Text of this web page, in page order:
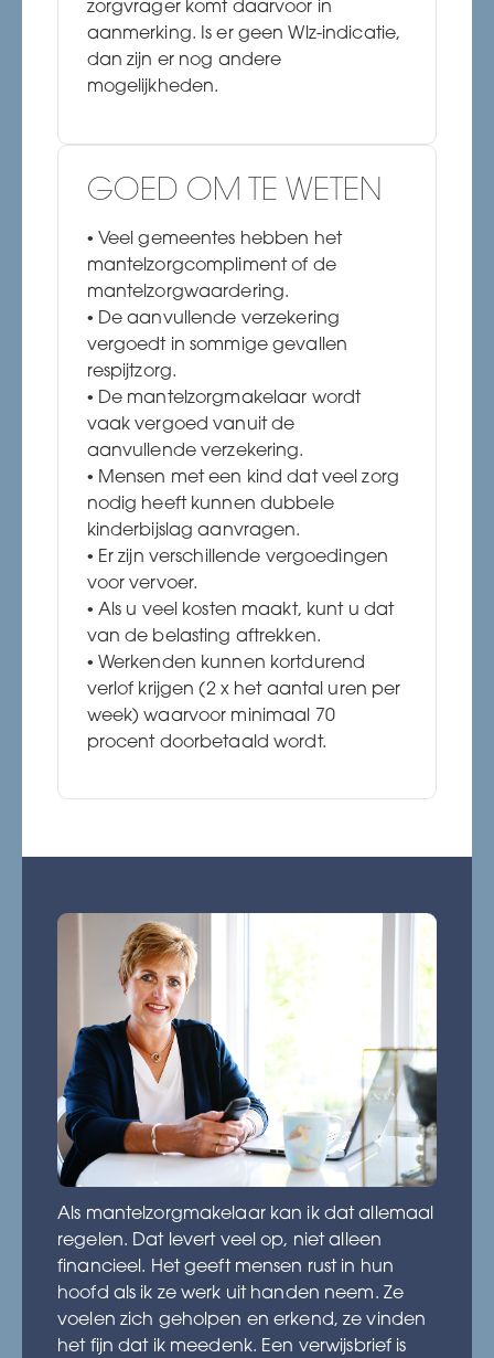
zorgvrager komt daarvoor in
aanmerking. Is er geen Wlz-indicatie,
dan zijn er nog andere
mogelijkheden.
GOED OM TE WETEN
Veel gemeentes hebben het
mantelzorgcompliment of de
mantelzorgwaardering.
De aanvullende verzekering
vergoedt in sommige gevallen
respijtzorg.
De mantelzorgmakelaar wordt
vaak vergoed vanuit de
aanvullende verzekering.
Mensen met een kind dat veel zorg
nodig heeft kunnen dubbele
kinderbijslag aanvragen.
Er zijn verschillende vergoedingen
voor vervoer.
Als u veel kosten maakt, kunt u dat
van de belasting aftrekken.
Werkenden kunnen kortdurend
verlof krijgen (2 x het aantal uren per
week) waarvoor minimaal 70
procent doorbetaald wordt.
Als mantelzorgmakelaar kan ik dat allemaal
regelen. Dat levert veel op, niet alleen
financieel. Het geeft mensen rust in hun
hoofd als ik ze werk uit handen neem. Ze
voelen zich geholpen en erkend, ze vinden
het fijn dat ik meedenk. Een verwijsbrief is